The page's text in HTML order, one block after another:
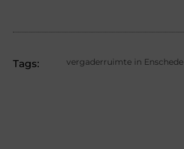
Tags: vergaderruimte in Enschede